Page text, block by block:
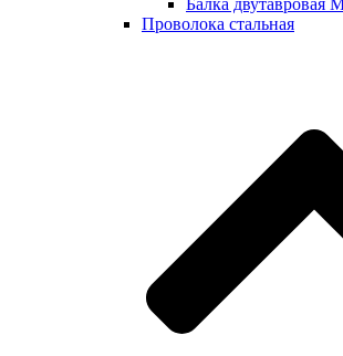
Балка двутавровая М
Проволока стальная